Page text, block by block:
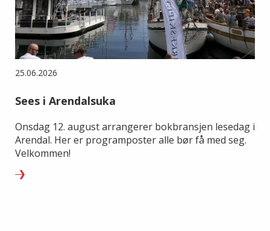
25.06.2026
Sees i Arendalsuka
Onsdag 12. august arrangerer bokbransjen lesedag i
Arendal. Her er programposter alle bør få med seg.
Velkommen!